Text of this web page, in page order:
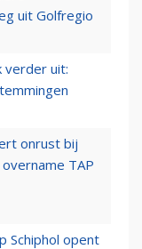
uit Golfregio
verder uit:
onrust bij
TAP
Schiphol opent